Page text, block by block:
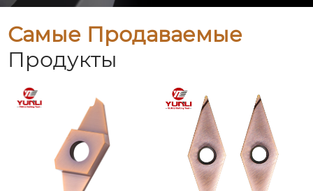
Самые Продаваемые
Продукты